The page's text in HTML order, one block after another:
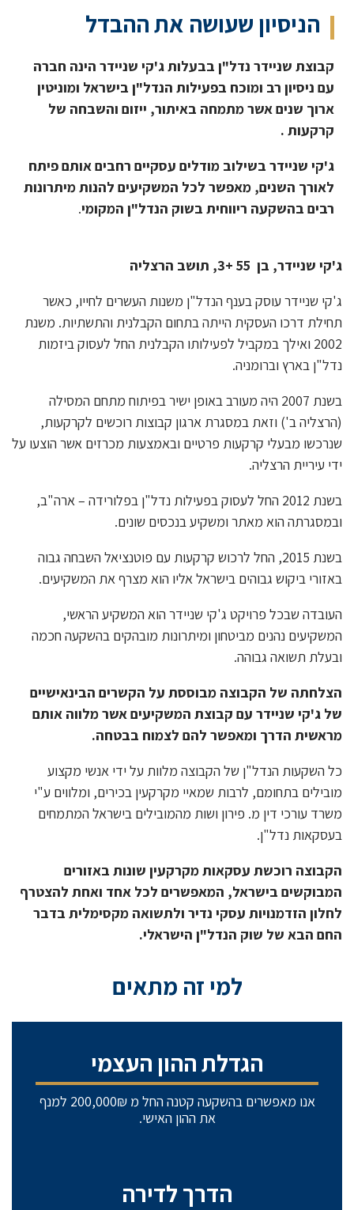
הניסיון שעושה את ההבדל
קבוצת שניידר נדל"ן בבעלות ג'קי שניידר הינה חברה
עם ניסיון רב ומוכח בפעילות הנדל"ן בישראל ומוניטין
ארוך שנים אשר מתמחה באיתור, ייזום והשבחה של
קרקעות .
ג'קי שניידר בשילוב מודלים עסקיים רחבים אותם פיתח
לאורך השנים, מאפשר לכל המשקיעים להנות מיתרונות
רבים בהשקעה ריווחית בשוק הנדל"ן המקומי.
ג'קי שניידר, בן 55 +3, תושב הרצליה
ג'קי שניידר עוסק בענף הנדל"ן משנות העשרים לחייו, כאשר
תחילת דרכו העסקית הייתה בתחום הקבלנית והתשתיות. משנת
2002 ואילך במקביל לפעילותו הקבלנית החל לעסוק ביזמות
נדל"ן בארץ וברומניה.
בשנת 2007 היה מעורב באופן ישיר בפיתוח מתחם המסילה
(הרצליה ב') וזאת במסגרת ארגון קבוצות רוכשים לקרקעות,
שנרכשו מבעלי קרקעות פרטיים ובאמצעות מכרזים אשר הוצעו על
ידי עיריית הרצליה.
בשנת 2012 החל לעסוק בפעילות נדל"ן בפלורידה – ארה"ב,
ובמסגרתה הוא מאתר ומשקיע בנכסים שונים.
בשנת 2015, החל לרכוש קרקעות עם פוטנציאל השבחה גבוה
באזורי ביקוש גבוהים בישראל אליו הוא מצרף את המשקיעים.
העובדה שבכל פרויקט ג'קי שניידר הוא המשקיע הראשי,
המשקיעים נהנים מביטחון ומיתרונות מובהקים בהשקעה חכמה
ובעלת תשואה גבוהה.
הצלחתה של הקבוצה מבוססת על הקשרים הבינאישיים
של ג'קי שניידר עם קבוצת המשקיעים אשר מלווה אותם
מראשית הדרך ומאפשר להם לצמוח בבטחה.
כל השקעות הנדל"ן של הקבוצה מלוות על ידי אנשי מקצוע
מובילים בתחומם, לרבות שמאיי מקרקעין בכירים, ומלווים ע"י
משרד עורכי דין מ. פירון ושות מהמובילים בישראל המתמחים
בעסקאות נדל"ן.
הקבוצה רוכשת עסקאות מקרקעין שונות באזורים
המבוקשים בישראל, המאפשרים לכל אחד ואחת להצטרף
לחלון הזדמנויות עסקי נדיר ולתשואה מקסימלית בדבר
החם הבא של שוק הנדל"ן הישראלי.
למי זה מתאים
הגדלת ההון העצמי
אנו מאפשרים בהשקעה קטנה החל מ 200,000₪ למנף
את ההון האישי.
הדרך לדירה